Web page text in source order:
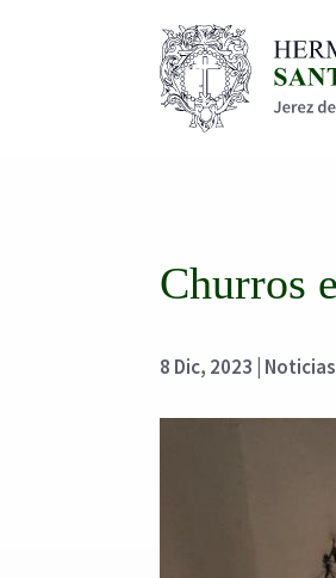
Churros
8 Dic, 2023 Noticias